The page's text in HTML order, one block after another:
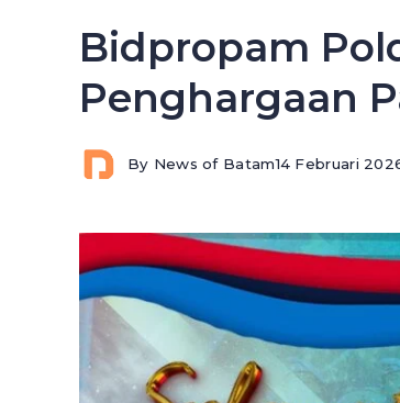
Bidpropam
Penghargaan
By News of Batam14 Februari